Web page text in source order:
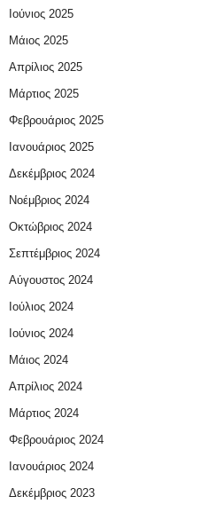
Ιούνιος 2025
Μάιος 2025
Απρίλιος 2025
Μάρτιος 2025
Φεβρουάριος 2025
Ιανουάριος 2025
Δεκέμβριος 2024
Νοέμβριος 2024
Οκτώβριος 2024
Σεπτέμβριος 2024
Αύγουστος 2024
Ιούλιος 2024
Ιούνιος 2024
Μάιος 2024
Απρίλιος 2024
Μάρτιος 2024
Φεβρουάριος 2024
Ιανουάριος 2024
Δεκέμβριος 2023